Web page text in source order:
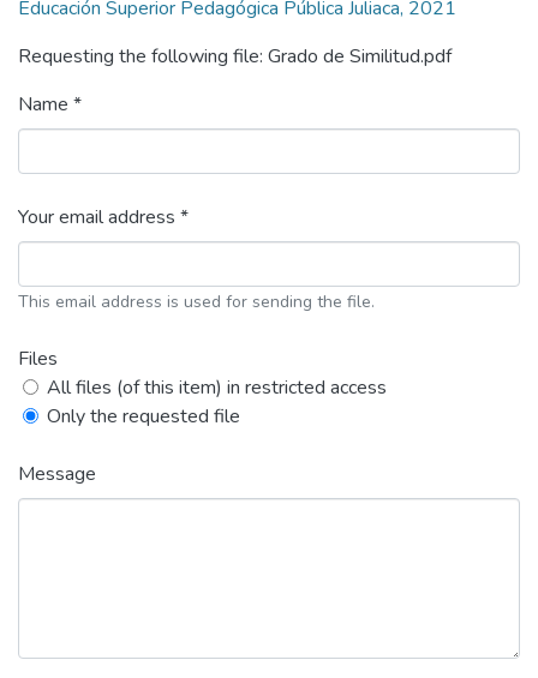
Educación Superior Pedagógica Pública Juliaca, 2021
Requesting the following file: Grado de Similitud.pdf
Name *
Your email address *
This email address is used for sending the file.
Files
All files (of this item) in restricted access
Only the requested file
Message